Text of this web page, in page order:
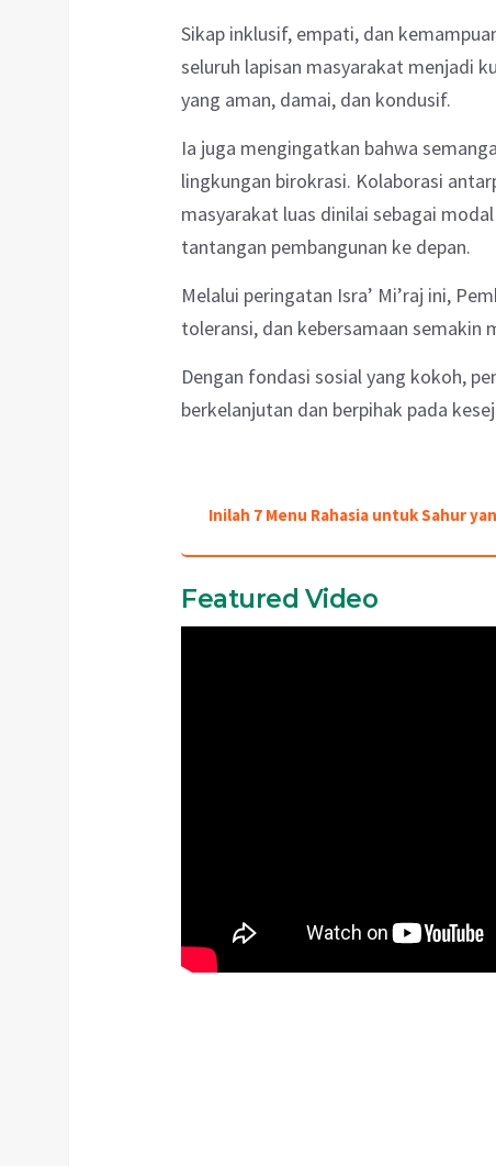
Sikap inklusif, empati, dan
seluruh lapisan masyarakat menjadi
yang aman, damai, dan kondusif.
Ia juga mengingatkan bahwa
lingkungan birokrasi. Kolaborasi
masyarakat luas dinilai sebagai
tantangan pembangunan ke depan.
Melalui peringatan Isra’ Mi’raj ini,
toleransi, dan kebersamaan semakin
Dengan fondasi sosial yang kokoh,
berkelanjutan dan berpihak pada
Inilah 7 Menu Rahasia untuk Sahur
Featured Video